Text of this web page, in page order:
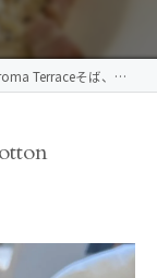
Terraceそば、カフェcotton